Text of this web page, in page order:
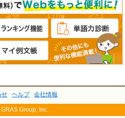
せ ヘルプ 会社情報
Group, Inc.